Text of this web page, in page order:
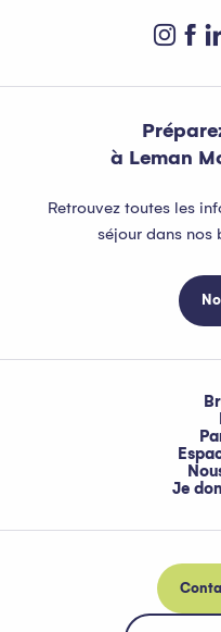
à Leman
Retrouvez toutes les
séjour dans nos
Je